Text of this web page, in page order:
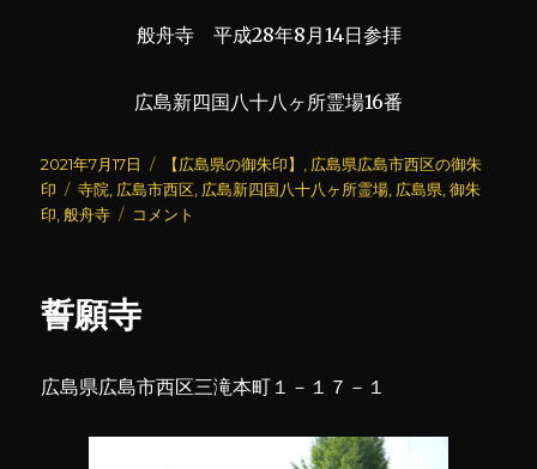
般舟寺 平成28年8月14日参拝
広島新四国八十八ヶ所霊場16番
投
稿
日:
2021年7月17日
カ
テ
ゴ
【広島県の御朱印】
広島県広島市西区の御朱
印
タ
グ
寺院 広島市西区 広島新四国八十八ヶ所霊場 広島県 ,御朱
印 ,般舟寺
般
コメント
誓願寺
広島県広島市西区三滝本町１－１７－１